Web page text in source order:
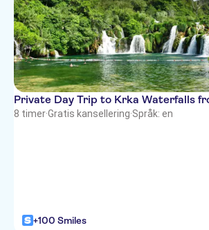
Apartmani Ana Leko
Palace Suites Heritage Hotel -
Adults Only
Apartment Marin
Hotel Bellevue Split
Sweet Dreams Accommodations
Private Day Trip to Krka Waterfalls
8 timer·Gratis kansellering·Språk: en
+100 Smiles